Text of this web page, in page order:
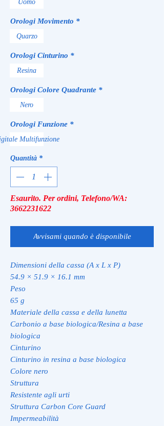
Uomo
Orologi Movimento *
Quarzo
Orologi Cinturino *
Resina
Orologi Colore Quadrante *
Nero
Orologi Funzione *
Multifunzione
Quantità *
Esaurito. Per ordini, Telefono/WA:
3662231622
Avvisami quando è disponibile
Dimensioni della cassa (A x L x P)
54.9 × 51.9 × 16.1 mm
Peso
65 g
Materiale della cassa e della lunetta
Carbonio a base biologica/Resina a base
biologica
Cinturino
Cinturino in resina a base biologica
Colore nero
Struttura
Resistente agli urti
Struttura Carbon Core Guard
Impermeabilità